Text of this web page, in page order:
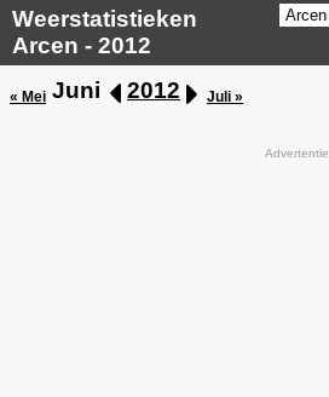
Weerstatistieken
Arcen - 2012
« Mei Juni 2012 Juli »
Advertentie